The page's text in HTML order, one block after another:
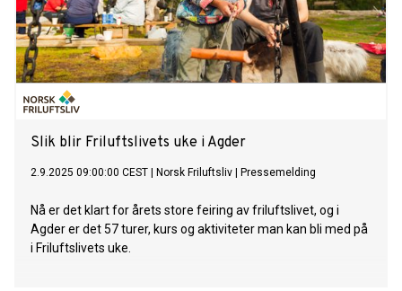
Slik blir Friluftslivets uke i Agder
2.9.2025 09:00:00 CEST Norsk Friluftsliv Pressemelding
Nå er det klart for årets store feiring av friluftslivet, og i
Agder er det 57 turer, kurs og aktiviteter man kan bli med på
i Friluftslivets uke.